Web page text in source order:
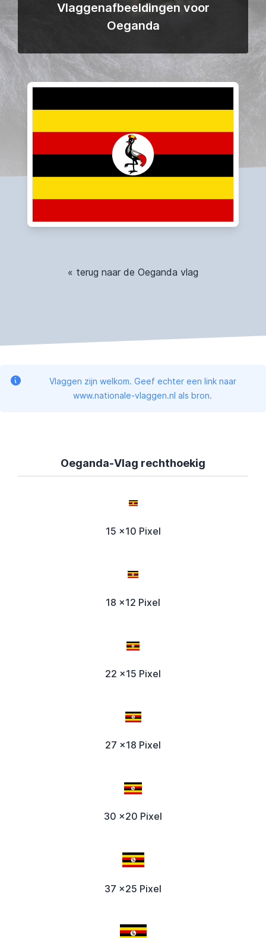
Vlaggenafbeeldingen voor
Oeganda
« terug naar de Oeganda vlag
Vlaggen zijn welkom. Geef echter een link naar
www.nationale-vlaggen.nl als bron.
Oeganda-Vlag rechthoekig
15 x10 Pixel
18 x12 Pixel
22 x15 Pixel
27 x18 Pixel
30 x20 Pixel
37 x25 Pixel